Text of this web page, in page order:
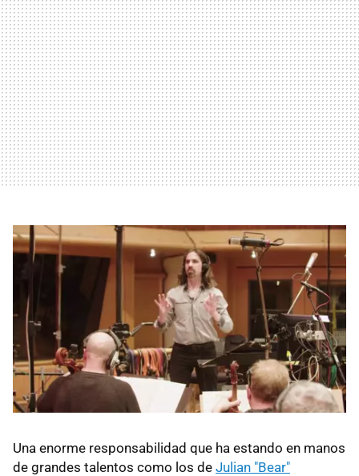
Una enorme responsabilidad que ha estando en manos
de grandes talentos como los de Julian "Bear"